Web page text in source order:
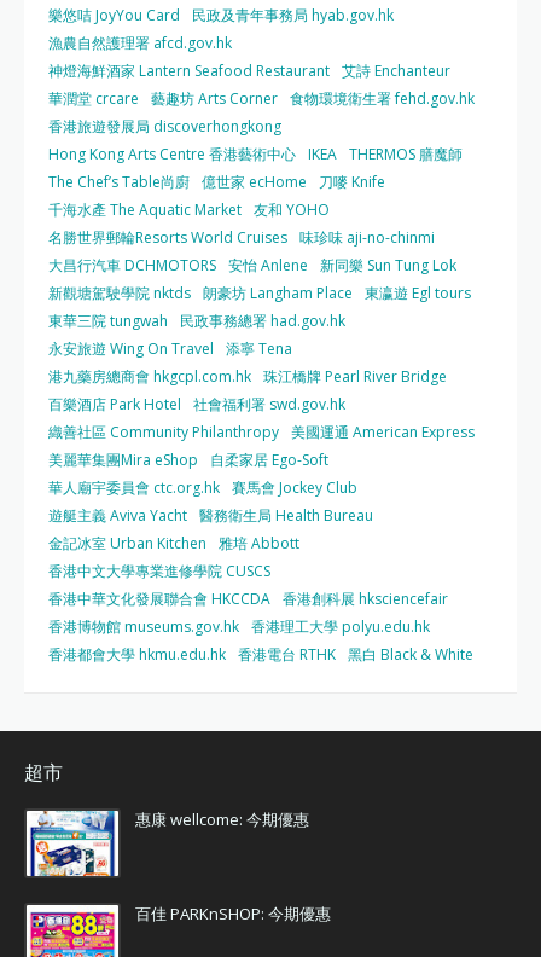
樂悠咭 JoyYou Card
民政及青年事務局 hyab.gov.hk
漁農自然護理署 afcd.gov.hk
神燈海鮮酒家 Lantern Seafood Restaurant 艾詩 Enchanteur
華潤堂 crcare
藝趣坊 Arts Corner 食物環境衛生署 fehd.gov.hk
香港旅遊發展局 discoverhongkong
Hong Kong Arts Centre 香港藝術中心 IKEA THERMOS 膳魔師
The Chef’s Table尚廚 億世家 ecHome
刀嘜 Knife
千海水產 The Aquatic Market 友和 YOHO
名勝世界郵輪Resorts World Cruises 味珍味 aji-no-chinmi
大昌行汽車 DCHMOTORS 安怡 Anlene
新同樂 Sun Tung Lok
新觀塘駕駛學院 nktds 朗豪坊 Langham Place
東瀛遊 Egl tours
東華三院 tungwah
民政事務總署 had.gov.hk
永安旅遊 Wing On Travel
添寧 Tena
港九藥房總商會 hkgcpl.com.hk 珠江橋牌 Pearl River Bridge
百樂酒店 Park Hotel
社會福利署 swd.gov.hk
織善社區 Community Philanthropy 美國運通 American Express
美麗華集團Mira eShop
自柔家居 Ego-Soft
華人廟宇委員會 ctc.org.hk 賽馬會 Jockey Club
遊艇主義 Aviva Yacht 醫務衛生局 Health Bureau
金記冰室 Urban Kitchen
雅培 Abbott
香港中文大學專業進修學院 CUSCS
香港中華文化發展聯合會 HKCCDA 香港創科展 hksciencefair
香港博物館 museums.gov.hk 香港理工大學 polyu.edu.hk
香港都會大學 hkmu.edu.hk 香港電台 RTHK 黑白 Black & White
超市
惠康 wellcome: 今期優惠
百佳 PARKnSHOP: 今期優惠